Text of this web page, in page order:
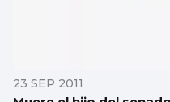
23 SEP 2011